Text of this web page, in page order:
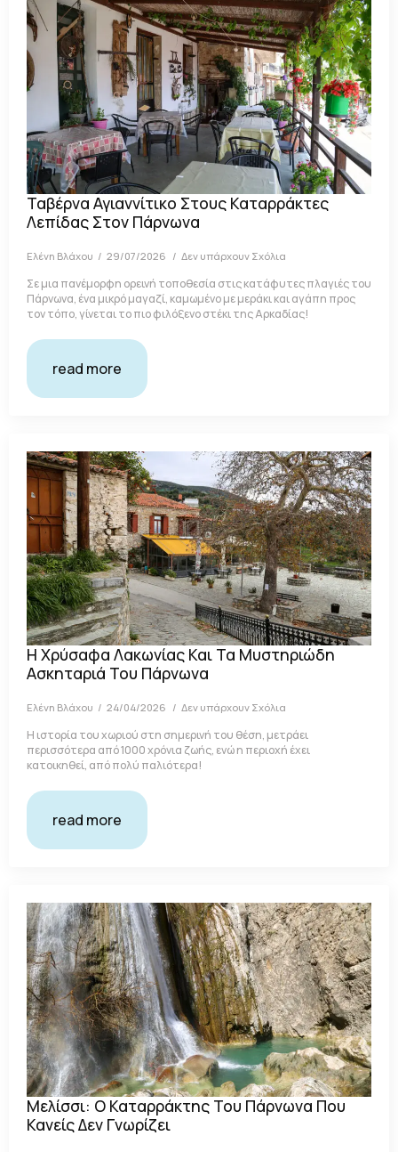
Ταβέρνα Αγιαννίτικο Στους Καταρράκτες
Λεπίδας Στον Πάρνωνα
Ελένη Βλάχου 29/07/2026 Δεν υπάρχουν Σχόλια
Σε μια πανέμορφη ορεινή τοποθεσία στις κατάφυτες πλαγιές του
Πάρνωνα, ένα μικρό μαγαζί, καμωμένο με μεράκι και αγάπη προς
τον τόπο, γίνεται το πιο φιλόξενο στέκι της Αρκαδίας!
read more
Η Χρύσαφα Λακωνίας Και Τα Μυστηριώδη
Ασκηταριά Του Πάρνωνα
Ελένη Βλάχου 24/04/2026 Δεν υπάρχουν Σχόλια
Η ιστορία του χωριού στη σημερινή του θέση, μετράει
περισσότερα από 1000 χρόνια ζωής, ενώ η περιοχή έχει
κατοικηθεί, από πολύ παλιότερα!
read more
Μελίσσι: Ο Καταρράκτης Του Πάρνωνα Που
Κανείς Δεν Γνωρίζει